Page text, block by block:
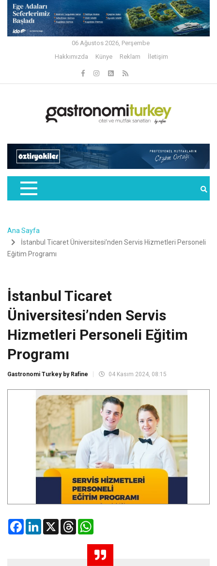
06 Ağustos 2026, Perşembe
Hakkımızda
Künye Reklam İletişim
Ana Sayfa
İstanbul Ticaret Üniversitesi’nden Servis Hizmetleri Personeli
Eğitim Programı
İstanbul Ticaret
Üniversitesi’nden Servis
Hizmetleri Personeli Eğitim
Programı
Gastronomi Turkey by Rafine 04 Kasım 2024, 08:15
FacebookLinkedIn
X Threads